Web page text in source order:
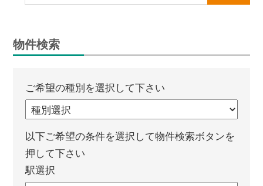
エ
テ
ー
ョ
ン
栄
ホ
ー
ム】
物件検索
ご希望の種別を選択して下さい
以下ご希望の条件を選択して物件検索ボタンを
押して下さい
駅選択